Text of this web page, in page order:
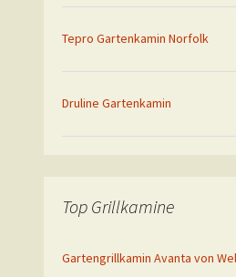
Tepro Gartenkamin Norfolk
Druline Gartenkamin
Top Grillkamine
Gartengrillkamin Avanta von